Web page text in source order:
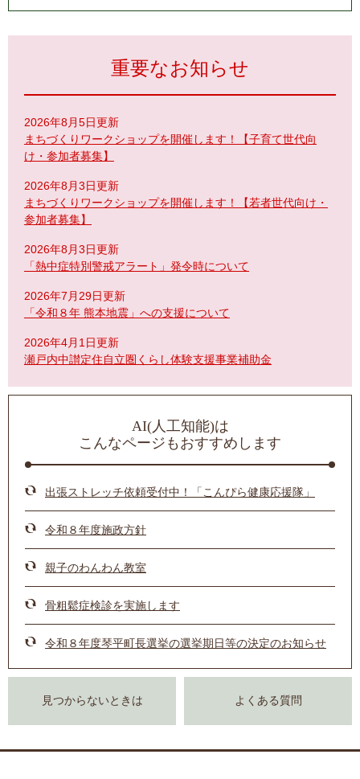
重要なお知らせ
2026年8月5日更新
まちづくりワークショップを開催します！【子育て世代向
け・参加者募集】
2026年8月3日更新
まちづくりワークショップを開催します！【若者世代向け・
参加者募集】
2026年8月3日更新
「熱中症特別警戒アラート」発令時について
2026年7月29日更新
「令和８年 熊本地震」への支援について
2026年4月1日更新
瀬戸内中讃定住自立圏くらし体験支援事業補助金
AI(人工知能)は
こんなページもおすすめします
出張ストレッチ依頼受付中！「こんぴら健康応援隊」
令和８年度施政方針
親子のわんわん教室
骨粗鬆症検診を実施します
令和８年度琴平町長選挙の選挙期日等の決定のお知らせ
見つからないときは よくある質問